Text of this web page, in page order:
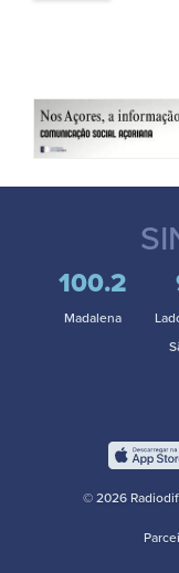
100.2
Madalena
© 2026